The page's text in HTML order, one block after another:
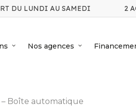
DU LUNDI AU SAMEDI 2
Nos agences
Boîte automatique